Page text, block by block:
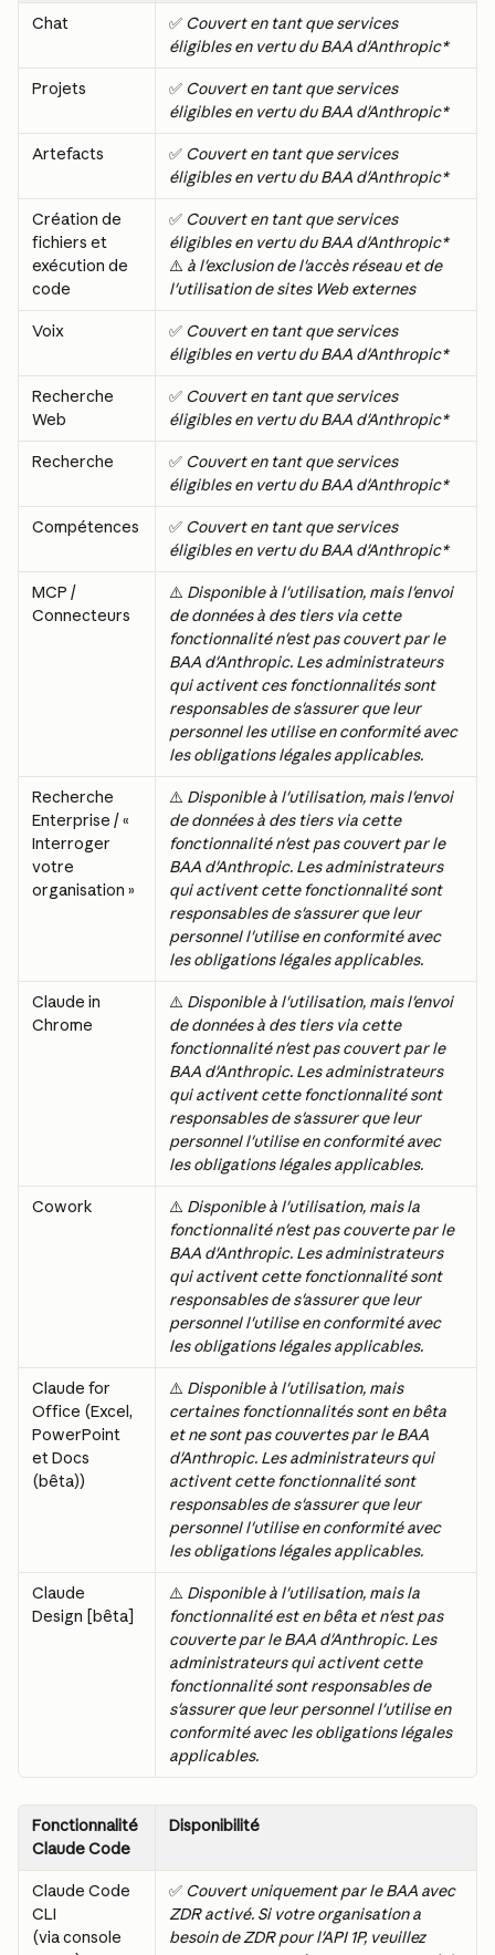
Chat ✅ Couvert en tant que services
éligibles en vertu du BAA d'Anthropic*
Projets ✅ Couvert en tant que services
éligibles en vertu du BAA d'Anthropic*
Artefacts ✅ Couvert en tant que services
éligibles en vertu du BAA d'Anthropic*
Création de
fichiers et
exécution de
code
✅ Couvert en tant que services
éligibles en vertu du BAA d'Anthropic*
⚠️ à l'exclusion de l'accès réseau et de
l'utilisation de sites Web externes
Voix ✅ Couvert en tant que services
éligibles en vertu du BAA d'Anthropic*
Recherche
Web
✅ Couvert en tant que services
éligibles en vertu du BAA d'Anthropic*
Recherche ✅ Couvert en tant que services
éligibles en vertu du BAA d'Anthropic*
Compétences ✅ Couvert en tant que services
éligibles en vertu du BAA d'Anthropic*
MCP /
Connecteurs
⚠️ Disponible à l'utilisation, mais l'envoi
de données à des tiers via cette
fonctionnalité n'est pas couvert par le
BAA d'Anthropic. Les administrateurs
qui activent ces fonctionnalités sont
responsables de s'assurer que leur
personnel les utilise en conformité avec
les obligations légales applicables.
Recherche
Enterprise / «
Interroger
votre
organisation »
⚠️ Disponible à l'utilisation, mais l'envoi
de données à des tiers via cette
fonctionnalité n'est pas couvert par le
BAA d'Anthropic. Les administrateurs
qui activent cette fonctionnalité sont
responsables de s'assurer que leur
personnel l'utilise en conformité avec
les obligations légales applicables.
Claude in
Chrome
⚠️ Disponible à l'utilisation, mais l'envoi
de données à des tiers via cette
fonctionnalité n'est pas couvert par le
BAA d'Anthropic. Les administrateurs
qui activent cette fonctionnalité sont
responsables de s'assurer que leur
personnel l'utilise en conformité avec
les obligations légales applicables.
Cowork ⚠️ Disponible à l'utilisation, mais la
fonctionnalité n'est pas couverte par le
BAA d'Anthropic. Les administrateurs
qui activent cette fonctionnalité sont
responsables de s'assurer que leur
personnel l'utilise en conformité avec
les obligations légales applicables.
Claude for
Office (Excel,
PowerPoint
et Docs
(bêta))
⚠️ Disponible à l'utilisation, mais
certaines fonctionnalités sont en bêta
et ne sont pas couvertes par le BAA
d'Anthropic. Les administrateurs qui
activent cette fonctionnalité sont
responsables de s'assurer que leur
personnel l'utilise en conformité avec
les obligations légales applicables.
Claude
Design [bêta]
⚠️ Disponible à l'utilisation, mais la
fonctionnalité est en bêta et n'est pas
couverte par le BAA d'Anthropic. Les
administrateurs qui activent cette
fonctionnalité sont responsables de
s'assurer que leur personnel l'utilise en
conformité avec les obligations légales
applicables.
Fonctionnalité
Claude Code
Disponibilité
Claude Code
CLI
(via console
✅ Couvert uniquement par le BAA avec
ZDR activé. Si votre organisation a
besoin de ZDR pour l'API 1P, veuillez